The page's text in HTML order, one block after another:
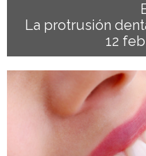
La protrusión
12